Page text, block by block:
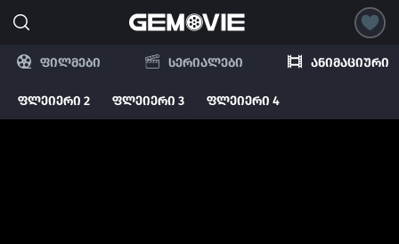
ფილმები სერიალები ანიმაციური
ფლეიერი 2 ფლეიერი 3 ფლეიერი 4